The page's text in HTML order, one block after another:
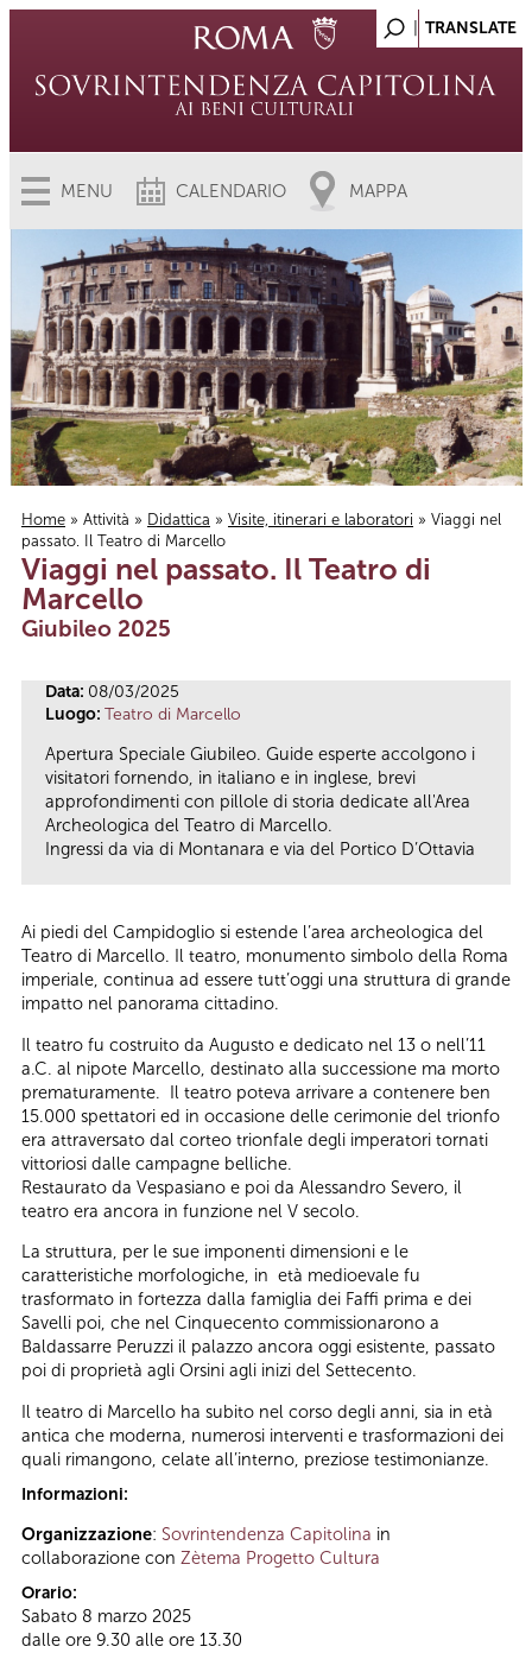
MENU CALENDARIO MAPPA
Tu sei qui
Home » Attività » Didattica » Visite, itinerari e laboratori » Viaggi nel
passato. Il Teatro di Marcello
Viaggi nel passato. Il Teatro di
Marcello
Giubileo 2025
Data: 08/03/2025
Luogo: Teatro di Marcello
Apertura Speciale Giubileo. Guide esperte accolgono i
visitatori fornendo, in italiano e in inglese, brevi
approfondimenti con pillole di storia dedicate all'Area
Archeologica del Teatro di Marcello.
Ingressi da via di Montanara e via del Portico D’Ottavia
Ai piedi del Campidoglio si estende l’area archeologica del
Teatro di Marcello. Il teatro, monumento simbolo della Roma
imperiale, continua ad essere tutt’oggi una struttura di grande
impatto nel panorama cittadino.
Il teatro fu costruito da Augusto e dedicato nel 13 o nell’11
a.C. al nipote Marcello, destinato alla successione ma morto
prematuramente. Il teatro poteva arrivare a contenere ben
15.000 spettatori ed in occasione delle cerimonie del trionfo
era attraversato dal corteo trionfale degli imperatori tornati
vittoriosi dalle campagne belliche.
Restaurato da Vespasiano e poi da Alessandro Severo, il
teatro era ancora in funzione nel V secolo.
La struttura, per le sue imponenti dimensioni e le
caratteristiche morfologiche, in età medioevale fu
trasformato in fortezza dalla famiglia dei Faffi prima e dei
Savelli poi, che nel Cinquecento commissionarono a
Baldassarre Peruzzi il palazzo ancora oggi esistente, passato
poi di proprietà agli Orsini agli inizi del Settecento.
Il teatro di Marcello ha subito nel corso degli anni, sia in età
antica che moderna, numerosi interventi e trasformazioni dei
quali rimangono, celate all’interno, preziose testimonianze.
Informazioni:
Organizzazione: Sovrintendenza Capitolina in
collaborazione con Zètema Progetto Cultura
Orario:
Sabato 8 marzo 2025
dalle ore 9.30 alle ore 13.30